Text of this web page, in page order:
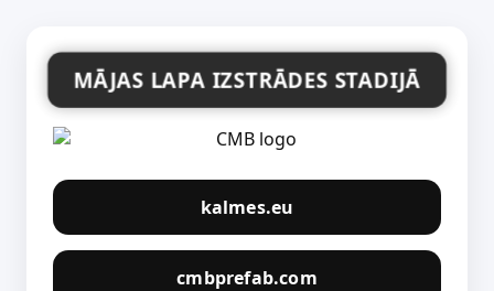
MĀJAS LAPA IZSTRĀDES STADIJĀ
kalmes.eu
cmbprefab.com